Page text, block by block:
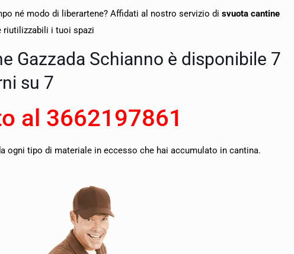
né modo di liberartene? Affidati al nostro servizio disvuota cantine
riutilizzabili i tuoi spazi
Gazzada Schianno è disponibile 7
su 7
al 3662197861
tipo di materiale in eccesso che hai accumulato in cantina.